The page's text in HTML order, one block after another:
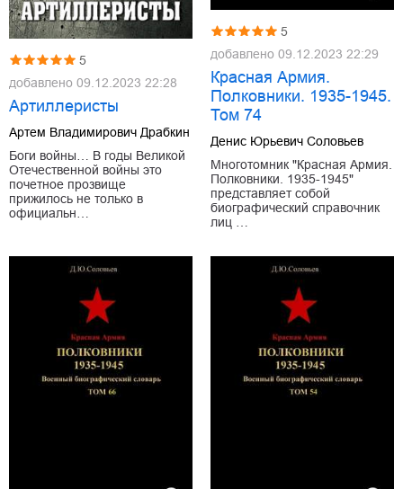
5
добавлено 09.12.2023 22:28
Артиллеристы
Артем Владимирович Драбкин
Боги войны… В годы Великой
Отечественной войны это
почетное прозвище
прижилось не только в
официальн…
5
добавлено 09.12.2023 22:29
Красная Армия.
Полковники. 1935-1945.
Том 74
Денис Юрьевич Соловьев
Многотомник "Красная Армия.
Полковники. 1935-1945"
представляет собой
биографический справочник
лиц …